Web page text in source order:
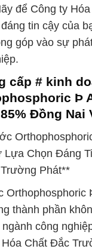
để Công ty
tin cậy của
góp vào sự
cấp # kinh
Þ
Đồng Nai
Lựa Chọn Đáng
Phát**
Orthophosphoric
thành phần
công
Chất Đắc